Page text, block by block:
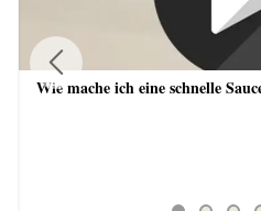
Wie mache ich eine schnelle
Previous